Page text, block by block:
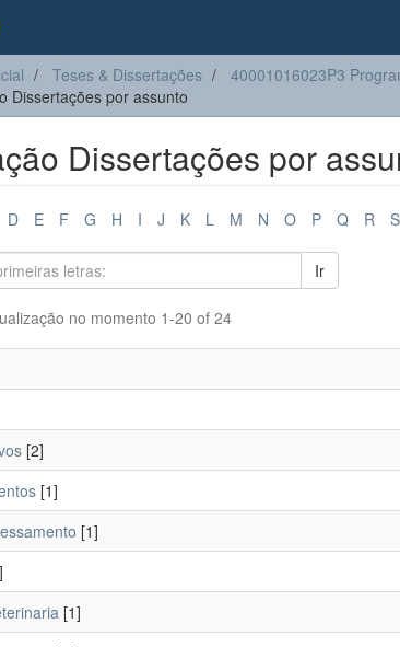
Teses & Dissertações 40001016023P3
Dissertações por assunto
Dissertações por
D E F G H I J K L M N O P Q R S
Ir
no momento 1-20 of 24
[2]
[1]
[1]
[1]